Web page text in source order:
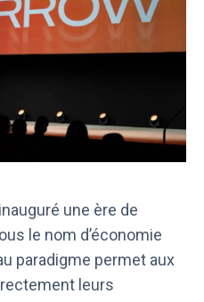
une ère de
le nom d’économie
paradigme permet aux
leurs